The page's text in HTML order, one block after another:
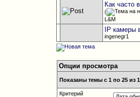
Как часто
(
L&M
IP камеры
ingenegr1
Опции просмотра
Показаны темы с 1 по 25 из
Критерий